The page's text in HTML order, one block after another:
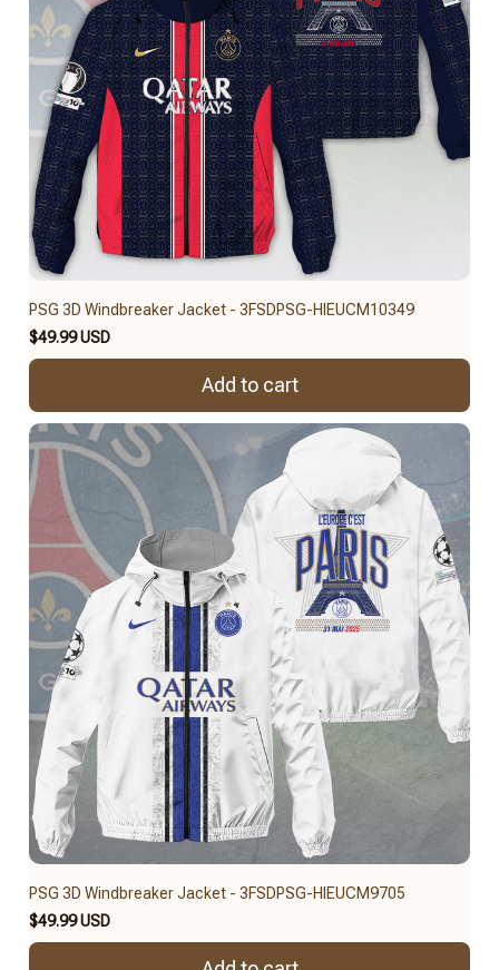
PSG 3D Windbreaker Jacket - 3FSDPSG-HIEUCM10349
$49.99 USD
Add to cart
PSG 3D Windbreaker Jacket - 3FSDPSG-HIEUCM9705
$49.99 USD